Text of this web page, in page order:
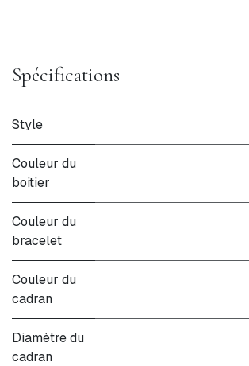
Spécifications
Style
Couleur du
boitier
Couleur du
bracelet
Couleur du
cadran
Diamètre du
cadran